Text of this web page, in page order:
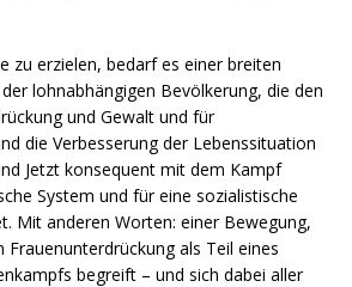
zu erzielen, bedarf es einer breiten
lohnabhängigen Bevölkerung, die den
und Gewalt und für
die Verbesserung der Lebenssituation
Jetzt konsequent mit dem Kampf
System und für eine sozialistische
Mit anderen Worten: einer Bewegung,
Frauenunterdrückung als Teil eines
begreift – und sich dabei aller